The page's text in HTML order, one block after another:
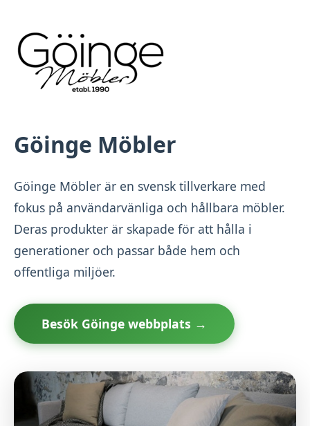
Göinge Möbler
Göinge Möbler är en svensk tillverkare med
fokus på användarvänliga och hållbara möbler.
Deras produkter är skapade för att hålla i
generationer och passar både hem och
offentliga miljöer.
Besök Göinge webbplats →